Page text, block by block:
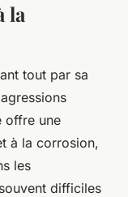
la
tout par sa
offre une
à la corrosion,
les
difficiles